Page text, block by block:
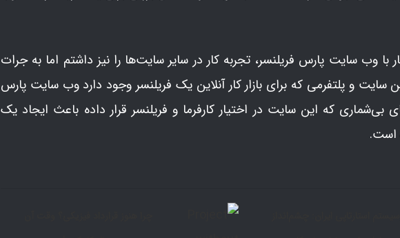
با وب سایت پارس فریلنسر، تجربه کار در سایر سایت‌ها را نیز داشتم اما به جرات
سایت و پلتفرمی که برای بازار کار آنلاین یک فریلنسر وجود دارد وب سایت پارس
بی‌شماری که این سایت در اختیار کارفرما و فریلنسر قرار داده باعث ایجاد یک
است.